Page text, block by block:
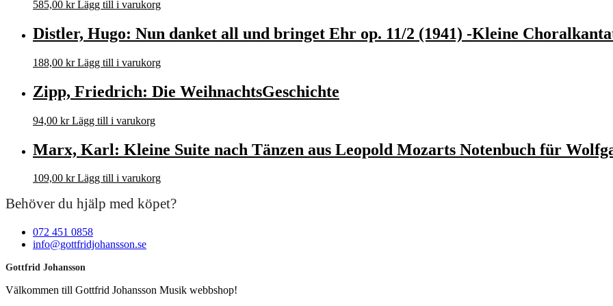
585,00 kr Lägg till i varukorg
Distler, Hugo: Nun danket all und bringet Ehr op. 11/2 (1941) -Kleine
188,00 kr Lägg till i varukorg
Zipp, Friedrich: Die WeihnachtsGeschichte
94,00 kr Lägg till i varukorg
Marx, Karl: Kleine Suite nach Tänzen aus Leopold Mozarts Notenbuch für
109,00 kr Lägg till i varukorg
Behöver du hjälp med köpet?
072 451 0858
info@gottfridjohansson.se
Gottfrid Johansson
Välkommen till Gottfrid Johansson Musik webbshop!